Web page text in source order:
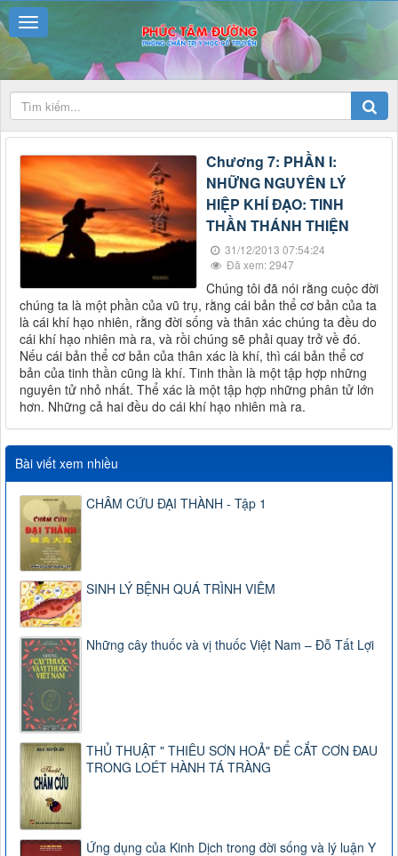
Chương 7: PHẦN I:
NHỮNG NGUYÊN LÝ
HIỆP KHÍ ĐẠO: TINH
THẦN THÁNH THIỆN
31/12/2013 07:54:24
Đã xem: 2947
Chúng tôi đã nói rằng cuộc đời
chúng ta là một phần của vũ trụ, rằng cái bản thể cơ bản của ta
là cái khí hạo nhiên, rằng đời sống và thân xác chúng ta đều do
cái khí hạo nhiên mà ra, và rồi chúng sẽ phải quay trở về đó.
Nếu cái bản thể cơ bản của thân xác là khí, thì cái bản thể cơ
bản của tinh thần cũng là khí. Tinh thần là một tập hợp những
nguyên tử nhỏ nhất. Thể xác là một tập hợp những phân tử lớn
hơn. Những cả hai đều do cái khí hạo nhiên mà ra.
Bài viết xem nhiều
CHÂM CỨU ĐẠI THÀNH - Tập 1
SINH LÝ BỆNH QUÁ TRÌNH VIÊM
Những cây thuốc và vị thuốc Việt Nam – Đỗ Tất Lợi
THỦ THUẬT " THIÊU SƠN HOẢ" ĐỂ CẮT CƠN ĐAU
TRONG LOÉT HÀNH TÁ TRÀNG
Ứng dụng của Kinh Dịch trong đời sống và lý luận Y